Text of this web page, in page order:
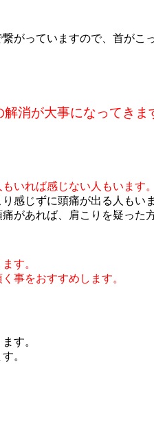
がっていますので、首がこ
消が大事になってきま
いれば感じない人もいます。
感じずに頭痛が出る人もいま
があれば、肩こりを疑った
す。
事をおすすめします。
す。
。